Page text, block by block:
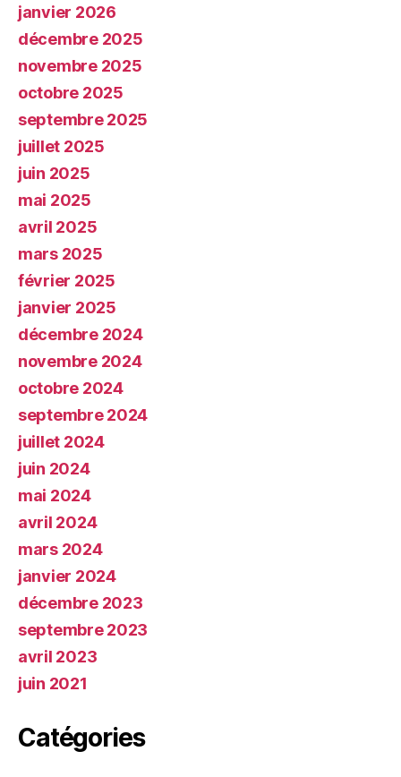
janvier 2026
décembre 2025
novembre 2025
octobre 2025
septembre 2025
juillet 2025
juin 2025
mai 2025
avril 2025
mars 2025
février 2025
janvier 2025
décembre 2024
novembre 2024
octobre 2024
septembre 2024
juillet 2024
juin 2024
mai 2024
avril 2024
mars 2024
janvier 2024
décembre 2023
septembre 2023
avril 2023
juin 2021
Catégories